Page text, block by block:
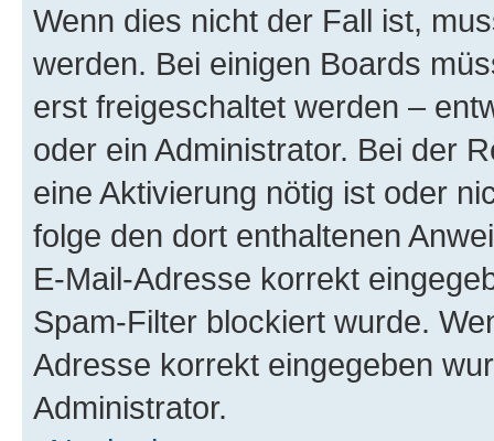
Wenn dies nicht der Fall ist,
werden. Bei einigen Boards
erst freigeschaltet werden –
oder ein Administrator. Bei der
eine Aktivierung nötig ist oder
folge den dort enthaltenen
E-Mail-Adresse korrekt
Spam-Filter blockiert wurde.
Adresse korrekt eingegeben
Administrator.